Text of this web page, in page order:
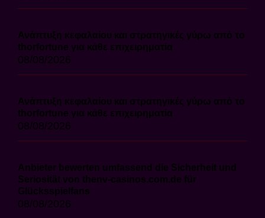
Ανάπτυξη κεφαλαίου και στρατηγικές γύρω από το
thorfortune για κάθε επιχειρηματία
08/08/2026
Ανάπτυξη κεφαλαίου και στρατηγικές γύρω από το
thorfortune για κάθε επιχειρηματία
08/08/2026
Anbieter bewerten umfassend die Sicherheit und
Seriosität von thenv-casinos.com.de für
Glücksspielfans
08/08/2026